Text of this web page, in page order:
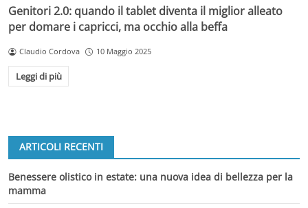
Genitori 2.0: quando il tablet diventa il miglior alleato
per domare i capricci, ma occhio alla beffa
Claudio Cordova 10 Maggio 2025
Leggi di più
ARTICOLI RECENTI
Benessere olistico in estate: una nuova idea di bellezza per la
mamma